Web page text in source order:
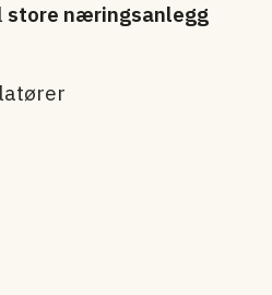
store næringsanlegg